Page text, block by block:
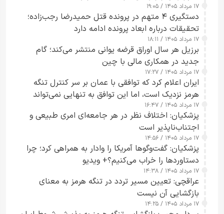
۱۷ مرداد ۱۴۰۵ / ۱۹:۰۵
دستگیری ۴ متهم در پرونده قتل حمیدرضا رجب‌زاده؛
تحقیقات درباره ابعاد پرونده ادامه دارد
۱۷ مرداد ۱۴۰۵ / ۱۸:۱۱
برزیل هر سال اوراق قرضه یوانی منتشر می‌کند؛ گام
جدید در همکاری مالی با چین
۱۷ مرداد ۱۴۰۵ / ۱۷:۲۷
ایران اعلام کرد که توافقی با عمان بر سر کنترل تنگه
هرمز نزدیک است، اما این توافق به تنهایی نمی‌تواند
آبراه را آزاد کند
۱۷ مرداد ۱۴۰۵ / ۱۶:۴۷
پزشکیان: اختلاف نظر در هر جامعه‌ای امری طبیعی و
اجتناب‌ناپذیر است
۱۷ مرداد ۱۴۰۵ / ۱۴:۵۶
پزشکیان: گفت‌وگوها آمریکا را وادار به همراهی کرد؛ چرا
دستاوردها را خراب می‌کنیم؟+ ویدیو
۱۷ مرداد ۱۴۰۵ / ۱۴:۳۸
عراقچی: تعیین مسیر تردد در تنگه هرمز به معنای
بازگشایی آن نیست
۱۷ مرداد ۱۴۰۵ / ۱۴:۲۵